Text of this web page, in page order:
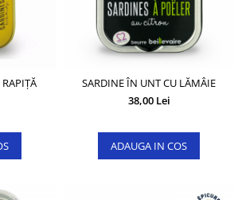
SARDINE ÎN UNT CU LĂMÂIE
38,00 Lei
ADAUGA IN COS